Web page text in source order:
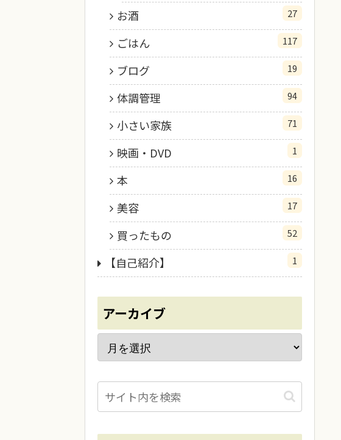
お酒 27
ごはん 117
ブログ 19
体調管理 94
小さい家族 71
映画・DVD 1
本 16
美容 17
買ったもの 52
【自己紹介】 1
アーカイブ